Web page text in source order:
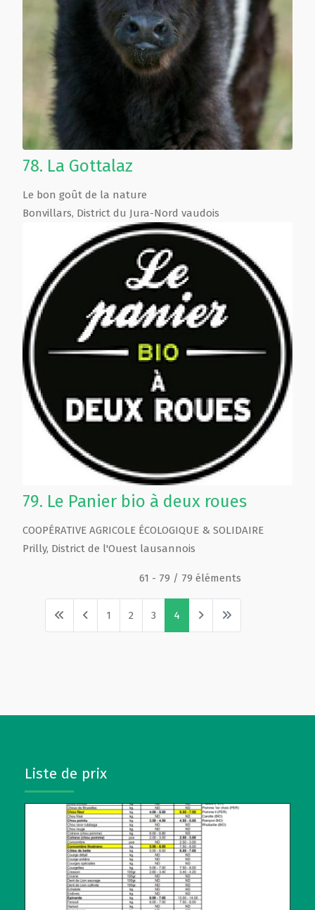
Liste de prix
78. La Gottalaz
Le bon goût de la nature
Bonvillars, District du Jura-Nord vaudois
79. Le Panier bio à deux roues
COOPÉRATIVE AGRICOLE ÉCOLOGIQUE & SOLIDAIRE
Prilly, District de l'Ouest lausannois
61 - 79 / 79 éléments
1 2 3 4